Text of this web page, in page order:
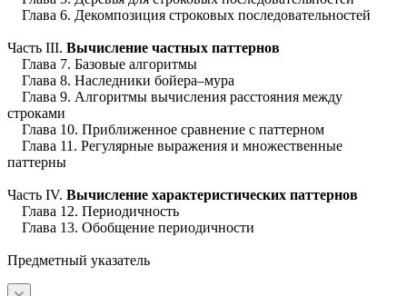
Глава 6. Декомпозиция строковых последовательностей
Часть III. Вычисление частных паттернов
Глава 7. Базовые алгоритмы
Глава 8. Наследники бойера–мура
Глава 9. Алгоритмы вычисления расстояния между
строками
Глава 10. Приближенное сравнение с паттерном
Глава 11. Регулярные выражения и множественные
паттерны
Часть IV. Вычисление характеристических паттернов
Глава 12. Периодичность
Глава 13. Обобщение периодичности
Предметный указатель